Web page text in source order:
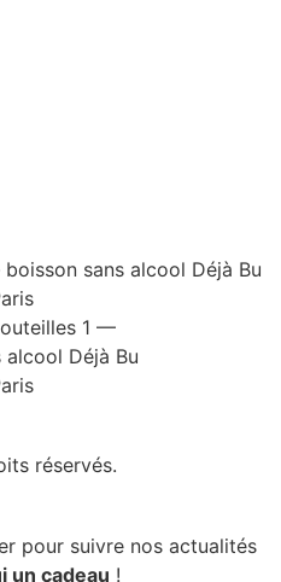
réservés.
pour suivre nos actualités
un cadeau !